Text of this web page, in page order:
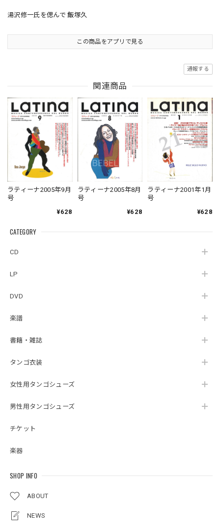
CATEGORY
CD
LP
DVD
楽譜
書籍・雑誌
タンゴ衣装
女性用タンゴシューズ
男性用タンゴシューズ
チケット
楽器
SHOP INFO
ABOUT
NEWS
湯沢修一氏を偲んで 飯塚久
この商品をアプリで見る
通報する
関連商品
ラティーナ2005年9月
号
¥628
ラティーナ2005年8月
号
¥628
ラティーナ2001年1月
号
¥628